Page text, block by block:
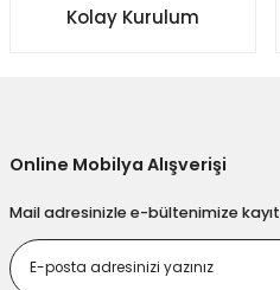
Kolay Kurulum
Online Mobilya Alışverişi
Mail adresinizle e-bültenimize